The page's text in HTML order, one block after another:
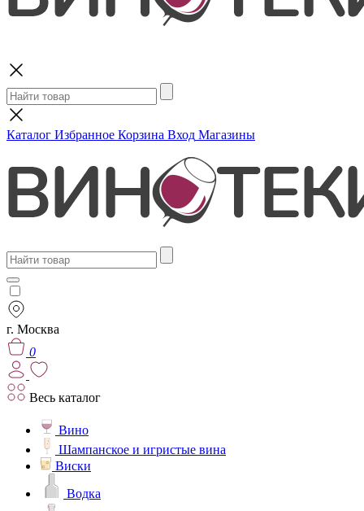
Каталог Избранное Корзина Вход Магазины
г. Москва
0
Весь каталог
Вино
Шампанское и игристые вина
Виски
Водка